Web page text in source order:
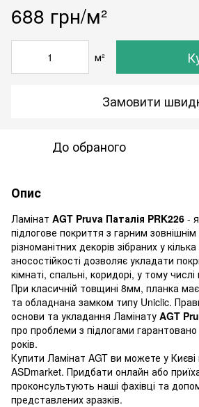
688 грн/м²
м²
Замовити
До обраного
Опис
Ламінат AGT Pruva Паталія PRK226 -
підлогове покриття з гарним
різноманітних декорів зібраних у
зносостійкості дозволяє укладати
кімнаті, спальні, коридорі, у тому
При класичній товщині 8мм, планка
та обладнана замком типу Uniclic.
основи та укладання Ламінату AGT
про проблеми з підлогами
років.
Купити Ламінат AGT ви можете у Києві
ASDmarket. Придбати онлайн або
проконсультують наші фахівці та
представлених зразків.